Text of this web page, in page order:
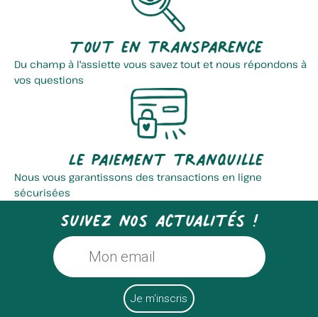
La Ferme Du Bien élever Ferme Aquaponique Cambresis
Pepiniere La Fee Aromatik Les 4 Saisons De Juliette
Tout en transparence
Du champ à l'assiette vous savez tout et nous répondons à
vos questions
Le paiement tranquille
Nous vous garantissons des transactions en ligne
sécurisées
Suivez nos actualités !